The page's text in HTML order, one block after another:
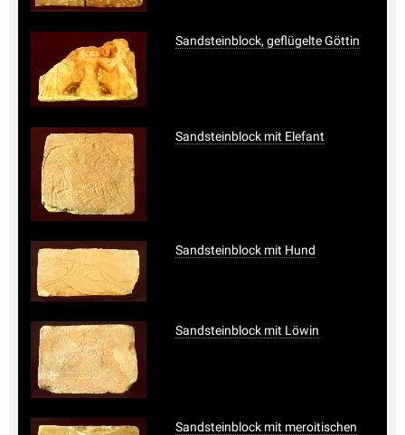
Sandsteinblock, geflügelte Göttin
Sandsteinblock mit Elefant
Sandsteinblock mit Hund
Sandsteinblock mit Löwin
Sandsteinblock mit meroitischen